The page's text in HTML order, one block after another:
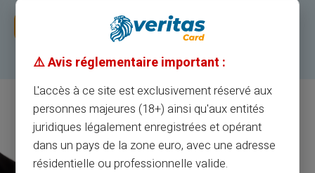
⚠️ Avis réglementaire important :
L'accès à ce site est exclusivement réservé aux
personnes majeures (18+) ainsi qu'aux entités
juridiques légalement enregistrées et opérant
dans un pays de la zone euro, avec une adresse
résidentielle ou professionnelle valide.